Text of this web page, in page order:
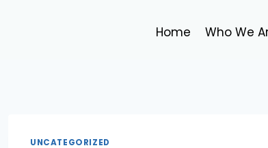
Home Who We
UNCATEGORIZED